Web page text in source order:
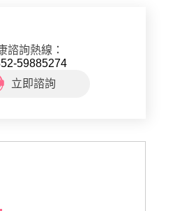
諮詢熱線：
59885274
立即諮詢